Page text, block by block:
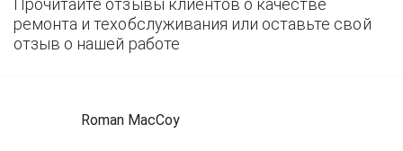
Прочитайте отзывы клиентов о качестве
ремонта и техобслуживания или оставьте свой
отзыв о нашей работе
Roman MacCoy